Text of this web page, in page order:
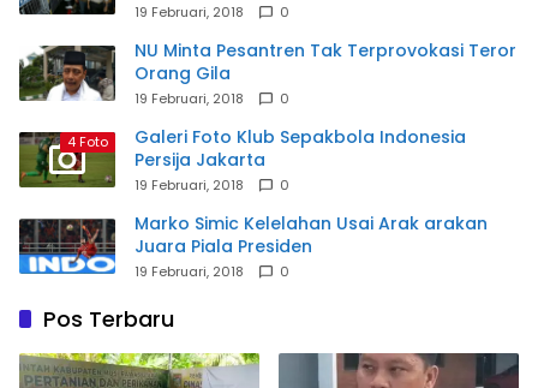
19 Februari, 2018 0
NU Minta Pesantren Tak Terprovokasi Teror
Orang Gila
19 Februari, 2018 0
4 Foto
Galeri Foto Klub Sepakbola Indonesia
Persija Jakarta
19 Februari, 2018 0
Marko Simic Kelelahan Usai Arak arakan
Juara Piala Presiden
19 Februari, 2018 0
Pos Terbaru